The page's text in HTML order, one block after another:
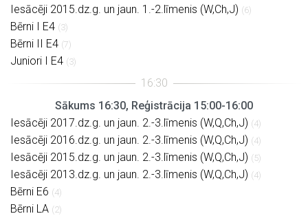
Iesācēji 2015.dz.g. un jaun. 1.-2.līmenis (W,Ch,J) (6)
Bērni I E4 (3)
Bērni II E4 (7)
Juniori I E4 (3)
Sākums 16:30, Reģistrācija 15:00-16:00
Iesācēji 2017.dz.g. un jaun. 2.-3.līmenis (W,Q,Ch,J) (4)
Iesācēji 2016.dz.g. un jaun. 2.-3.līmenis (W,Q,Ch,J) (4)
Iesācēji 2015.dz.g. un jaun. 2.-3.līmenis (W,Q,Ch,J) (5)
Iesācēji 2013.dz.g. un jaun. 2.-3.līmenis (W,Q,Ch,J) (4)
Bērni E6 (4)
Bērni LA (2)